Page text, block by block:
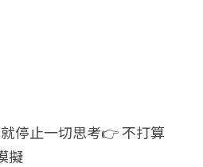
停止一切思考👉 不打算
擬